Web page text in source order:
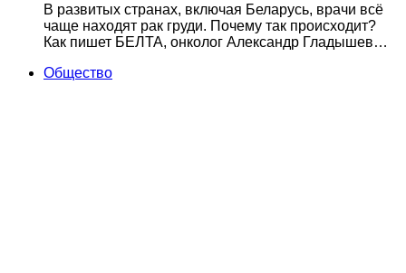
В развитых странах, включая Беларусь, врачи всё
чаще находят рак груди. Почему так происходит?
Как пишет БЕЛТА, онколог Александр Гладышев…
Общество